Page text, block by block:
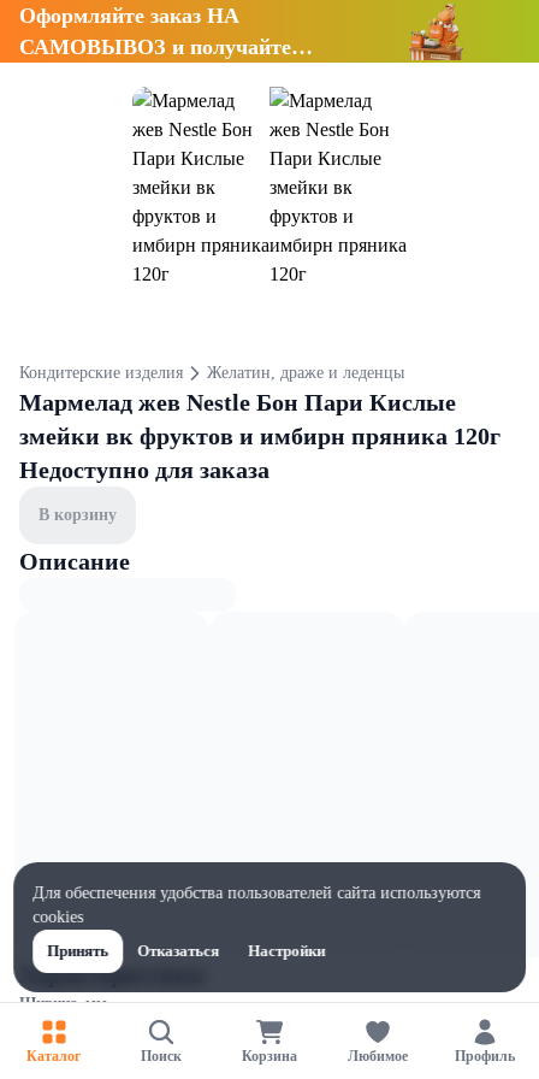
Оформляйте заказ НА
САМОВЫВОЗ и получайте
Кондитерские изделия Желатин, драже и леденцы
Мармелад жев Nestle Бон Пари Кислые
змейки вк фруктов и имбирн пряника 120г
Недоступно для заказа
В корзину
Описание
Характеристики
Ширина, мм
138
Высота, мм
Каталог Поиск Корзина Любимое Профиль
Для обеспечения удобства пользователей сайта используются
cookies
Принять
Отказаться Настройки